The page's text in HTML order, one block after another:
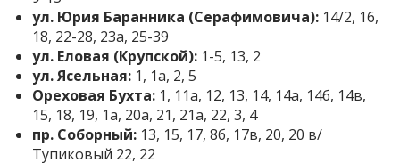
ул. Юрия Баранника (Серафимовича): 14/2, 16,
18, 22-28, 23а, 25-39
ул. Еловая (Крупской): 1-5, 13, 2
ул. Ясельная: 1, 1а, 2, 5
Ореховая Бухта: 1, 11а, 12, 13, 14, 14а, 14б, 14в,
15, 18, 19, 1а, 20а, 21, 21а, 22, 3, 4
пр. Соборный: 13, 15, 17, 8б, 17в, 20, 20 в/
Тупиковый 22, 22